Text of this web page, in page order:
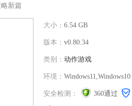
新篇
大小： 6.54 GB
版本： v0.80.34
类别： 动作游戏
环境： Windows11,Windows10
安全检测： 360通过